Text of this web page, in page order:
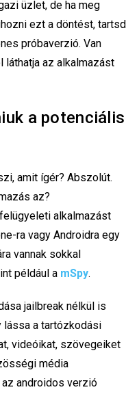
üzlet, de ha meg
ezt a döntést, tartsd
próbaverzió. Van
láthatja az alkalmazást
a potenciális
amit ígér? Abszolút.
az?
alkalmazást
ra vagy Androidra egy
vannak sokkal
például a mSpy.
jailbreak nélkül is
lássa a tartózkodási
videóikat, szövegeiket
média
androidos verzió